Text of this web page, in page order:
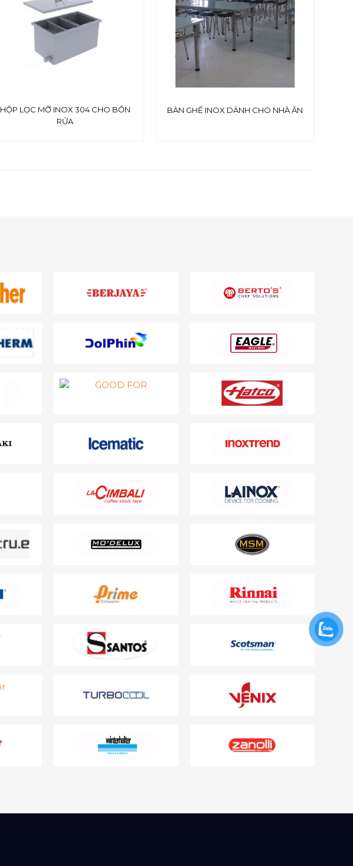
HỘP LỌC MỠ INOX 304 CHO BỒN
RỬA
BÀN GHẾ INOX DÀNH CHO NHÀ ĂN